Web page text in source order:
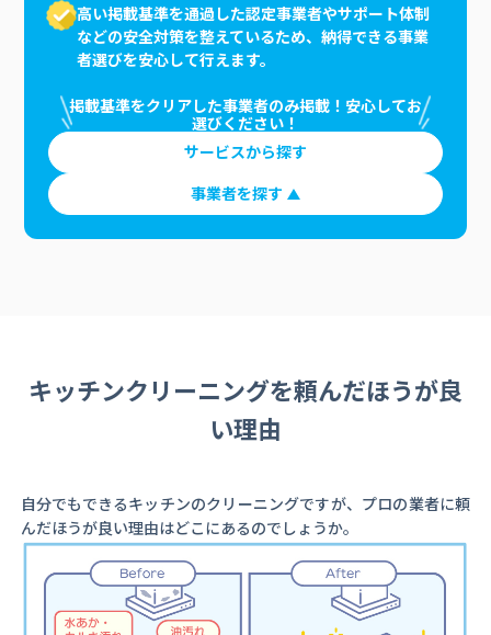
高い掲載基準を通過した認定事業者やサポート体制
などの安全対策を整えているため、納得できる事業
者選びを安心して行えます。
掲載基準をクリアした事業者のみ掲載！安心してお
選びください！
サービスから探す
事業者を探す
キッチンクリーニングを頼んだほうが良
い理由
自分でもできるキッチンのクリーニングですが、プロの業者に頼
んだほうが良い理由はどこにあるのでしょうか。